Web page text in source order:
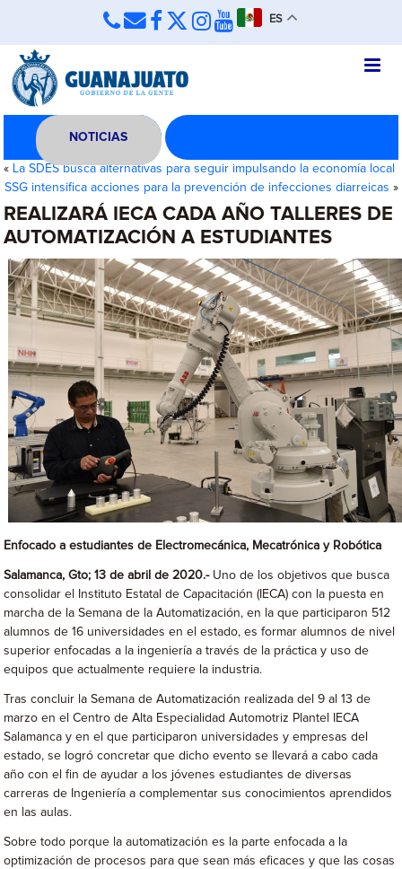
ES
NOTICIAS
« La SDES busca alternativas para seguir impulsando la economía local
SSG intensifica acciones para la prevención de infecciones diarreicas »
REALIZARÁ IECA CADA AÑO TALLERES DE
AUTOMATIZACIÓN A ESTUDIANTES
Enfocado a estudiantes de Electromecánica, Mecatrónica y Robótica
Salamanca, Gto; 13 de abril de 2020.- Uno de los objetivos que busca
consolidar el Instituto Estatal de Capacitación (IECA) con la puesta en
marcha de la Semana de la Automatización, en la que participaron 512
alumnos de 16 universidades en el estado, es formar alumnos de nivel
superior enfocadas a la ingeniería a través de la práctica y uso de
equipos que actualmente requiere la industria.
Tras concluir la Semana de Automatización realizada del 9 al 13 de
marzo en el Centro de Alta Especialidad Automotriz Plantel IECA
Salamanca y en el que participaron universidades y empresas del
estado, se logró concretar que dicho evento se llevará a cabo cada
año con el fin de ayudar a los jóvenes estudiantes de diversas
carreras de Ingeniería a complementar sus conocimientos aprendidos
en las aulas.
Sobre todo porque la automatización es la parte enfocada a la
optimización de procesos para que sean más eficaces y que las cosas